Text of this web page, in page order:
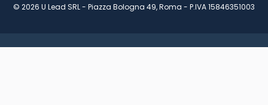
© 2026 U Lead SRL - Piazza Bologna 49, Roma - P.IVA 15846351003